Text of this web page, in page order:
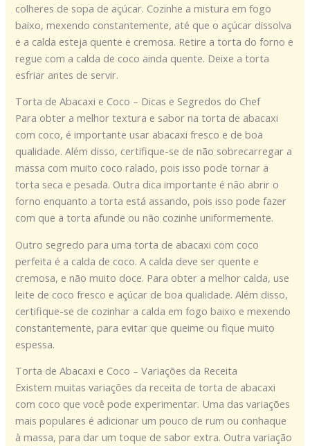
colheres de sopa de açúcar. Cozinhe a mistura em fogo
baixo, mexendo constantemente, até que o açúcar dissolva
e a calda esteja quente e cremosa. Retire a torta do forno e
regue com a calda de coco ainda quente. Deixe a torta
esfriar antes de servir.
Torta de Abacaxi e Coco – Dicas e Segredos do Chef
Para obter a melhor textura e sabor na torta de abacaxi
com coco, é importante usar abacaxi fresco e de boa
qualidade. Além disso, certifique-se de não sobrecarregar a
massa com muito coco ralado, pois isso pode tornar a
torta seca e pesada. Outra dica importante é não abrir o
forno enquanto a torta está assando, pois isso pode fazer
com que a torta afunde ou não cozinhe uniformemente.
Outro segredo para uma torta de abacaxi com coco
perfeita é a calda de coco. A calda deve ser quente e
cremosa, e não muito doce. Para obter a melhor calda, use
leite de coco fresco e açúcar de boa qualidade. Além disso,
certifique-se de cozinhar a calda em fogo baixo e mexendo
constantemente, para evitar que queime ou fique muito
espessa.
Torta de Abacaxi e Coco – Variações da Receita
Existem muitas variações da receita de torta de abacaxi
com coco que você pode experimentar. Uma das variações
mais populares é adicionar um pouco de rum ou conhaque
à massa, para dar um toque de sabor extra. Outra variação